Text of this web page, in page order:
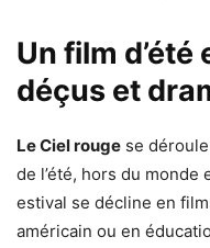
Un film
déçus et
Le Ciel rouge se
de l’été, hors du
estival se décline en
américain ou en